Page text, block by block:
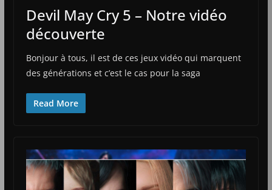
Devil May Cry 5 – Notre vidéo
découverte
Bonjour à tous, il est de ces jeux vidéo qui marquent
des générations et c’est le cas pour la saga
Read More